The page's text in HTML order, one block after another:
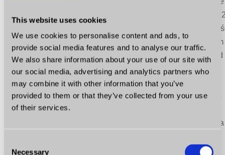
This website uses cookies
We use cookies to personalise content and ads, to
provide social media features and to analyse our traffic.
We also share information about your use of our site with
our social media, advertising and analytics partners who
may combine it with other information that you’ve
provided to them or that they’ve collected from your use
of their services.
Necessary
Auto Pass), który potwierdza ORYGINALNY przebieg -
289 km. Jest to certyfikat, który wyszczególnia od
do teraz daty corocznych przeglądów wraz z dokładnym
przebiegiem. Przebieg kompletnie udokumentowany od
nowości do teraz.
* Udostępniam zdjęcia podczas zakupu w Holandii - po
transakcji wysyłam na maila jako dokumentacja historii
pojazdu. Auto przyjechało do kraju w takim stanie jak na